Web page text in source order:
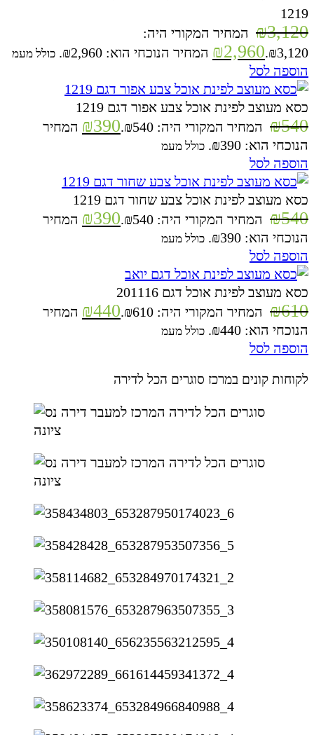
1219
₪3,120
המחיר המקורי היה:
₪3,120.
₪2,960 המחיר הנוכחי הוא: ₪2,960. כולל מעמ
הוספה לסל
כסא מעוצב לפינת אוכל צבע אפור דגם 1219
₪540 המחיר המקורי היה: ₪540. ₪390
המחיר
הנוכחי הוא: ₪390.
כולל מעמ
הוספה לסל
כסא מעוצב לפינת אוכל צבע שחור דגם 1219
₪540 המחיר המקורי היה: ₪540. ₪390
המחיר
הנוכחי הוא: ₪390.
כולל מעמ
הוספה לסל
כסא מעוצב לפינת אוכל דגם 201116
₪610 המחיר המקורי היה: ₪610. ₪440
המחיר
הנוכחי הוא: ₪440.
כולל מעמ
הוספה לסל
לקוחות קונים במרכז סוגרים הכל לדירה